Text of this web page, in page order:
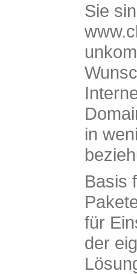
Sie
in
Basis
für
der